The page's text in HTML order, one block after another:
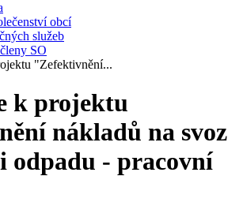
obcí
služeb
SO
"Zefektivnění...
k projektu
nákladů na svoz
odpadu - pracovní